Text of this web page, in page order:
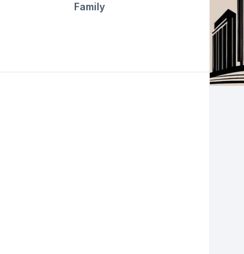
Family